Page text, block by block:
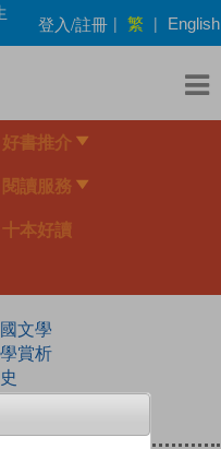
登入/註冊 | 繁 | English
好書推介
閱讀服務
十本好讀
文學
賞析
2016